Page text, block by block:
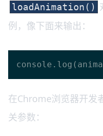
loadAnimation()
例，像下面来输出：
在Chrome浏览器开发
关参数：